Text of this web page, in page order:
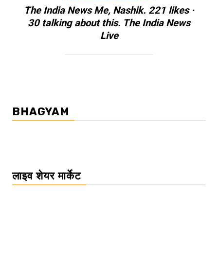
The India News Me, Nashik. 221 likes ·
30 talking about this. The India News
Live
BHAGYAM
लाइव शेयर मार्केट